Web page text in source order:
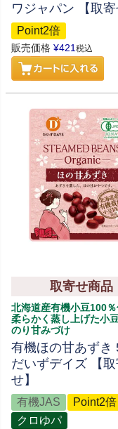
ワジャパン 【取寄
Point2倍
販売価格 ¥421 税込
取寄せ商品
北海道産有機小豆100％
柔らかく蒸し上げた小
のり甘みづけ
有機ほの甘あずき
だいずデイズ 【
せ】
有機JAS
Point2倍
クロゆパ